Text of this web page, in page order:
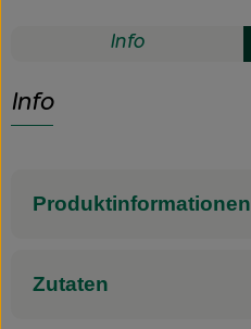
Info
Info
Produktinformationen
Zutaten